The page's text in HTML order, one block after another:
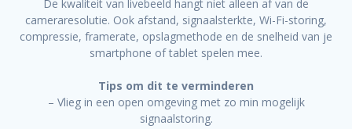
De kwaliteit van livebeeld hangt niet alleen af van de
cameraresolutie. Ook afstand, signaalsterkte, Wi-Fi-storing,
compressie, framerate, opslagmethode en de snelheid van je
smartphone of tablet spelen mee.
Tips om dit te verminderen
– Vlieg in een open omgeving met zo min mogelijk
signaalstoring.